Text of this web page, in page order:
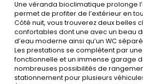
Une véranda bioclimatique prolonge
permet de profiter de l’extérieur en
Côté nuit, vous trouverez deux belles
confortables dont une avec un beau
d’eau moderne ainsi qu’un WC séparé
Les prestations se complètent par
fonctionnelle et un immense garage
nombreuses possibilités de
stationnement pour plusieurs